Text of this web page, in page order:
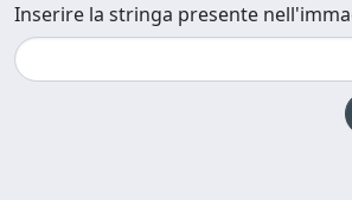
Inserire la stringa presente